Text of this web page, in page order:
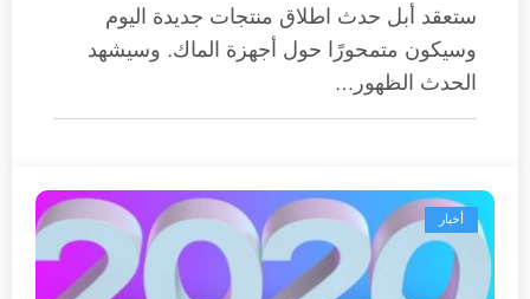
ستعقد أبل حدث اطلاق منتجات جديدة اليوم
وسيكون متمحورًا حول أجهزة الماك. وسيشهد
الحدث الظهور…
أخبار